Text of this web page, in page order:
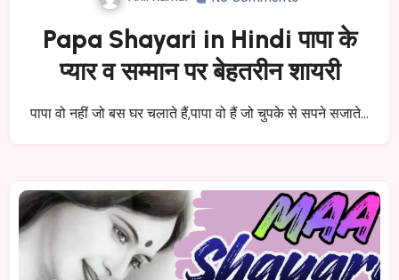
Papa Shayari in Hindi पापा के
प्यार व सम्मान पर बेहतरीन शायरी
पापा वो नहीं जो बस घर चलाते हैं,पापा वो हैं जो चुपके से सपने सजाते…